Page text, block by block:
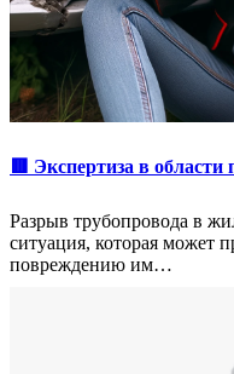
🟥 Экспертиза в
Разрыв трубопровода в
ситуация, которая может
повреждению им…